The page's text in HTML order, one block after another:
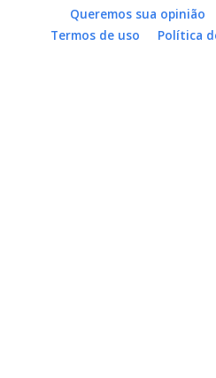
Queremos sua opinião
Termos de uso
Política